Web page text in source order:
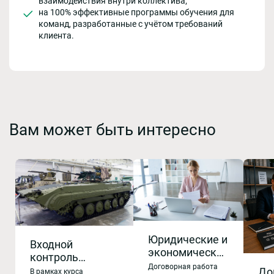
на 100% эффективные программы обучения для
команд, разработанные с учётом требований
клиента.
Вам может быть интересно
Входной
контроль
продукции.
В рамках курса
Юридические и
экономические
аспекты
Договорная работа